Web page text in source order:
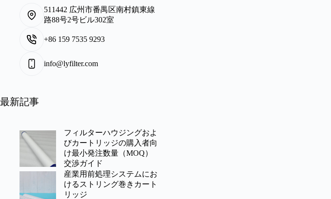
511442 広州市番禺区南村鎮東線
路88号2号ビル302室
+86 159 7535 9293
info@lyfilter.com
最新記事
フィルターハウジングおよ
びカートリッジの購入者向
け最小発注数量（MOQ）
交渉ガイド
産業用前処理システムにお
けるストリング巻きカート
リッジ